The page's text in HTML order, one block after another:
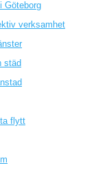
Göteborg
verksamhet
städ
flytt